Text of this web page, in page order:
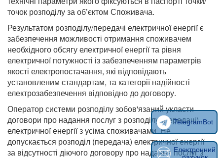
точок розподілу за об’єктом Споживача.
Результатом розподілу/передачі електричної енергії є
забезпечення можливості отримання споживачем
необхідного обсягу електричної енергії та рівня
електричної потужності із забезпеченням параметрів
якості електропостачання, які відповідають
установленим стандартам, та категорії надійності
електрозабезпечення відповідно до договору.
Оператор системи розподілу зобов'язаний укласти
договори про надання послуг з розподілу (передачі)
електричної енергії з усіма споживачами. Не
допускається розподіл (передача) електричної енергії
за відсутності діючого договору про надання послуг з
TelegramBot
Електронний